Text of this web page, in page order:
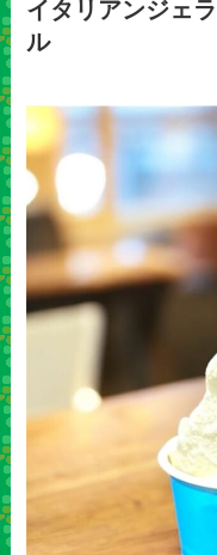
イタリアンジェ
ル